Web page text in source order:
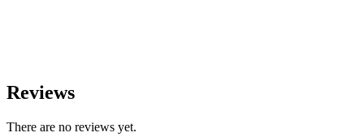
Reviews
There are no reviews yet.